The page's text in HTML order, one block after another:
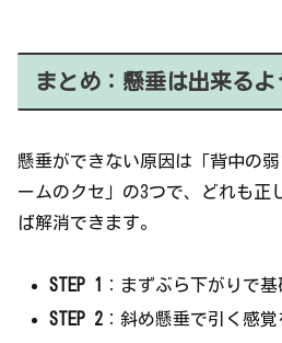
まとめ：懸垂は出来るよ
懸垂ができない原因は「背中の
ームのクセ」の3つで、どれも正
ば解消できます。
STEP 1
：まずぶら下がりで
STEP 2 ：斜め懸垂で引く感